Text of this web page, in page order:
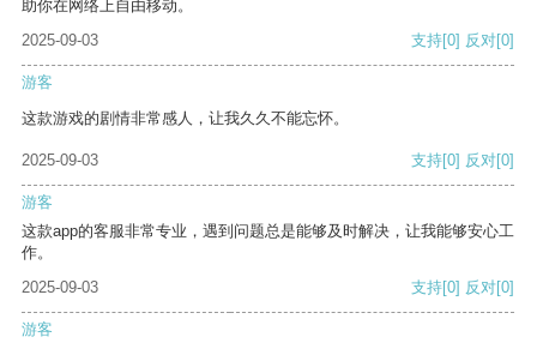
助你在网络上自由移动。
2025-09-03
支持[0] 反对[0]
游客
这款游戏的剧情非常感人，让我久久不能忘怀。
2025-09-03 支持[0] 反对[0]
游客
这款app的客服非常专业，遇到问题总是能够及时解决，让我能够安心工
作。
2025-09-03
支持[0] 反对[0]
游客